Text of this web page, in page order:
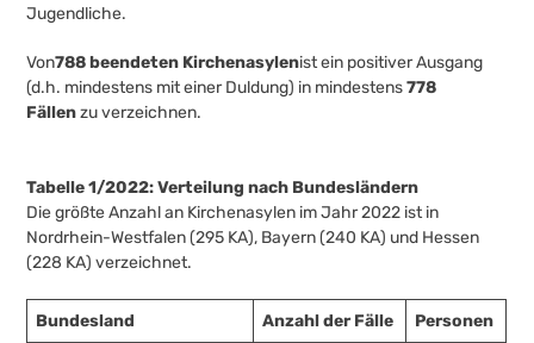
Jugendliche.
Von788 beendeten Kirchenasylenist ein positiver Ausgang
(d.h. mindestens mit einer Duldung) in mindestens778
Fällenzu verzeichnen.
Tabelle 1/2022: Verteilung nach Bundesländern
Die größte Anzahl an Kirchenasylen im Jahr 2022 ist in
Nordrhein-Westfalen (295 KA), Bayern (240 KA) und Hessen
(228 KA) verzeichnet.
Bundesland Anzahl der Fälle Personen